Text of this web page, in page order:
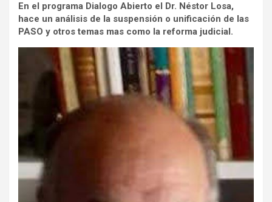
En el programa Dialogo Abierto el Dr. Néstor Losa,
hace un análisis de la suspensión o unificación de las
PASO y otros temas mas como la reforma judicial.